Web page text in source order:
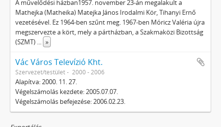
A művelődési házban1957. november 23-án megalakult a
Mathejka (Matheika) Matejka János Irodalmi Kör, Tihanyi Ernő
vezetésével. Ez 1964-ben szűnt meg. 1967-ben Móricz Valéria újra
megszervezte a kört, mely a pártházban, a Szakmaközi Bizottság
(SZMT) ... »
Vác Város Televízió Kht.
Szervezet/testület 2000 - 2006
Alapítva: 2000. 11. 27.
Végelszámolás kezdete: 2005.07.07.
Végelszámolás befejezése: 2006.02.23.